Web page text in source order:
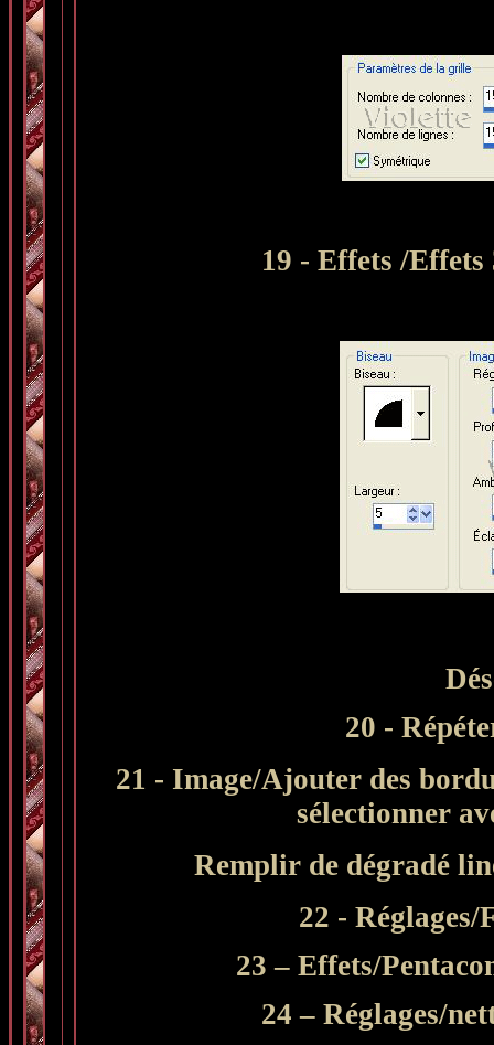
19 - Effets /
20 -
21 - Image/Ajouter des
sélectionner
Remplir de dégradé
22 -
23 – Effets/
24 – Réglages/